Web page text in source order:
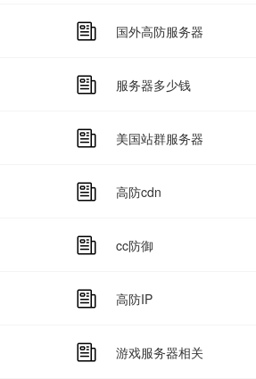
国外高防服务器
服务器多少钱
美国站群服务器
高防cdn
cc防御
高防IP
游戏服务器相关